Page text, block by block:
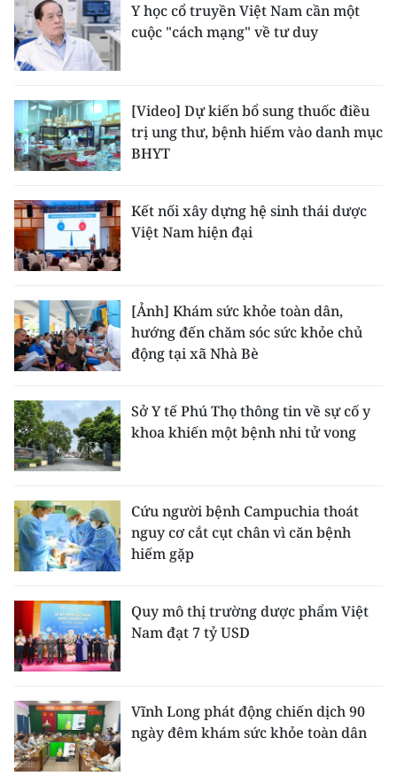
Y học cổ truyền Việt Nam cần một
cuộc "cách mạng" về tư duy
[Video] Dự kiến bổ sung thuốc điều
trị ung thư, bệnh hiếm vào danh mục
BHYT
Kết nối xây dựng hệ sinh thái dược
Việt Nam hiện đại
[Ảnh] Khám sức khỏe toàn dân,
hướng đến chăm sóc sức khỏe chủ
động tại xã Nhà Bè
Sở Y tế Phú Thọ thông tin về sự cố y
khoa khiến một bệnh nhi tử vong
Cứu người bệnh Campuchia thoát
nguy cơ cắt cụt chân vì căn bệnh
hiếm gặp
Quy mô thị trường dược phẩm Việt
Nam đạt 7 tỷ USD
Vĩnh Long phát động chiến dịch 90
ngày đêm khám sức khỏe toàn dân